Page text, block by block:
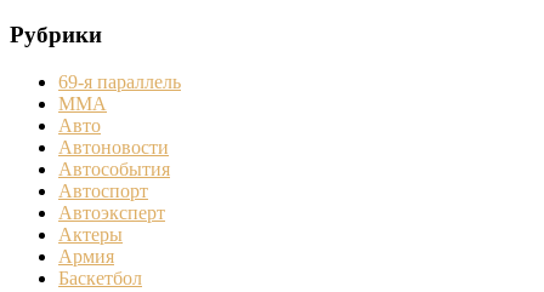
Рубрики
69-я параллель
MMA
Авто
Автоновости
Автособытия
Автоспорт
Автоэксперт
Актеры
Армия
Баскетбол